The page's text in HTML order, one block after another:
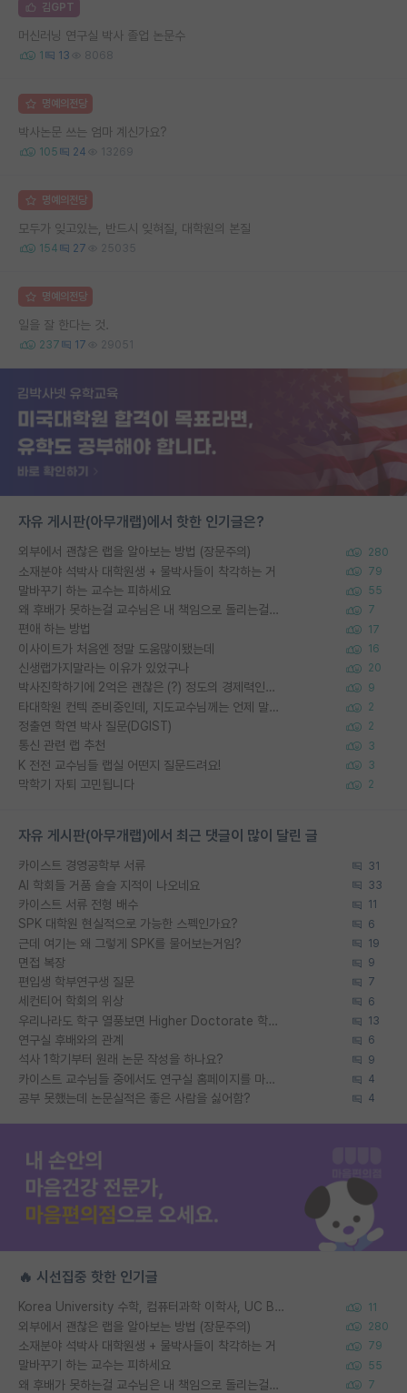
김GPT
머신러닝 연구실 박사 졸업 논문수
1 13 8068
명예의전당
박사논문 쓰는 엄마 계신가요?
105 24 13269
명예의전당
모두가 잊고있는, 반드시 잊혀질, 대학원의 본질
154 27 25035
명예의전당
일을 잘 한다는 것.
237 17 29051
자유 게시판(아무개랩)에서 핫한 인기글은?
외부에서 괜찮은 랩을 알아보는 방법 (장문주의) 280
소재분야 석박사 대학원생 + 물박사들이 착각하는 거 79
말바꾸기 하는 교수는 피하세요 55
왜 후배가 못하는걸 교수님은 내 책임으로 돌리는걸까요? 7
편애 하는 방법 17
이사이트가 처음엔 정말 도움많이됐는데 16
신생랩가지말라는 이유가 있었구나 20
박사진학하기에 2억은 괜찮은 (?) 정도의 경제력인가요 9
타대학원 컨텍 준비중인데, 지도교수님께는 언제 말씀드려야 할까요? 2
정출연 학연 박사 질문(DGIST) 2
통신 관련 랩 추천 3
K 전전 교수님들 랩실 어떤지 질문드려요! 3
막학기 자퇴 고민됩니다 2
자유 게시판(아무개랩)에서 최근 댓글이 많이 달린 글
카이스트 경영공학부 서류 31
AI 학회들 거품 슬슬 지적이 나오네요 33
카이스트 서류 전형 배수 11
SPK 대학원 현실적으로 가능한 스펙인가요? 6
근데 여기는 왜 그렇게 SPK를 물어보는거임? 19
면접 복장 9
편입생 학부연구생 질문 7
세컨티어 학회의 위상 6
우리나라도 학구 열풍보면 Higher Doctorate 학위가 필요하다고 봅니다. 13
연구실 후배와의 관계 6
석사 1학기부터 원래 논문 작성을 하나요? 9
카이스트 교수님들 중에서도 연구실 홈페이지를 마련 안 하신 분들이 계시던데 4
공부 못했는데 논문실적은 좋은 사람을 싫어함? 4
🔥 시선집중 핫한 인기글
Korea University 수학, 컴퓨터과학 이학사, UC Berkeley 산업공학 대학원 공학박사가 되는 것은 쉽지 않겠죠? 11
외부에서 괜찮은 랩을 알아보는 방법 (장문주의) 280
소재분야 석박사 대학원생 + 물박사들이 착각하는 거 79
말바꾸기 하는 교수는 피하세요 55
왜 후배가 못하는걸 교수님은 내 책임으로 돌리는걸까요? 7